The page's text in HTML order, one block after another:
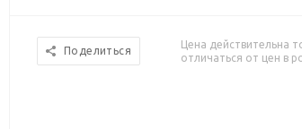
Поделиться
Цена действительна
отличаться от цен в